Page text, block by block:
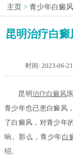
主页 > 青少年白癜风
昆明治疗白
时间: 2023-06-21
昆明治疗白癜风
青少年也已患白癜风
了白癜风，对青少年
响。那么，青少年白
绍。